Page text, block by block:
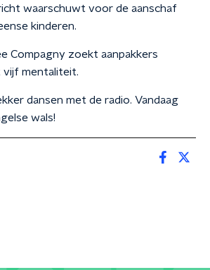
waarschuwt voor de aanschaf
kinderen.
Compagny zoekt aanpakkers
mentaliteit.
dansen met de radio. Vandaag
wals!